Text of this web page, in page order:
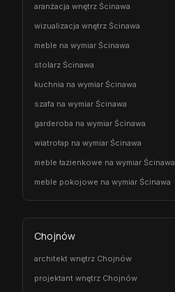
aranżacja wnętrz Ścinawa
wizualizacja wnętrz Ścinawa
meble na wymiar Ścinawa
stolarz Ścinawa
kuchnia na wymiar Ścinawa
szafa na wymiar Ścinawa
garderoba na wymiar Ścinawa
wiatrołap na wymiar Ścinawa
meble łazienkowe na wymiar Ścinawa
meble pokojowe na wymiar Ścinawa
Chojnów
architekt wnętrz Chojnów
projektant wnętrz Chojnów